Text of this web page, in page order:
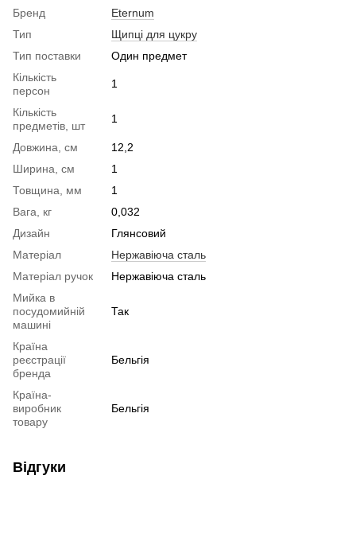
Бренд
Eternum
Тип
Щипці для цукру
Тип поставки
Один предмет
Кількість
персон
1
Кількість
предметів, шт
1
Довжина, см
12,2
Ширина, см
1
Товщина, мм
1
Вага, кг
0,032
Дизайн
Глянсовий
Матеріал
Нержавіюча сталь
Матеріал ручок
Нержавіюча сталь
Мийка в
посудомийній
машині
Так
Країна
реєстрації
бренда
Бельгія
Країна-
виробник
товару
Бельгія
Відгуки